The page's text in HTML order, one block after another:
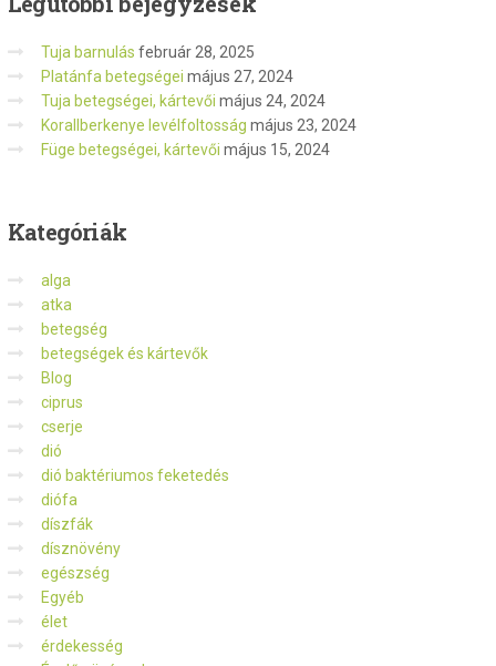
Tuja barnulás február 28, 2025
Platánfa betegségei május 27, 2024
Tuja betegségei, kártevői május 24, 2024
Korallberkenye levélfoltosság május 23, 2024
Füge betegségei, kártevői május 15, 2024
Kategóriák
alga
atka
betegség
betegségek és kártevők
Blog
ciprus
cserje
dió
dió baktériumos feketedés
diófa
díszfák
dísznövény
egészség
Egyéb
élet
érdekesség